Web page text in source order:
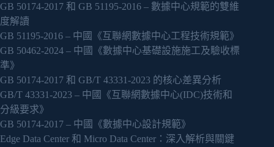
GB 50174-2017 和 GB 51195-2016 – 數據中心規範的雙維
度解讀
GB 51195-2016 – 中國《互聯網數據中心工程技術規範》
GB 50462-2024 – 中國《數據中心基礎設施施工及驗收標
準》
GB 50174-2017 和 GB/T 43331-2023 的核心差異分析
GB/T 43331-2023 – 中國《互聯網數據中心(IDC)技術和
分級要求》
GB 50174-2017 – 中國《數據中心設計規範》
Edge Data Center 和 Micro Data Center：深入解析與關鍵